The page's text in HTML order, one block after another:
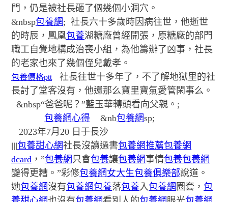
門，仍是被社長砸了個幾個小洞穴。
&nbsp包養網; 社長六十多歲時因病往世，他逝世
的時辰，鳳凰包養湖糖廠曾經開張，原糖廠的部門
職工自覺地構成治喪小組，為他籌辦了凶事，社長
的老家也來了幾個侄兒戴孝。
包養價格ptt 社長往世十多年了，不了解地獄里的社
長討了堂客沒有，他還那么寶里寶氣愛管閑事么。
&nbsp“爸爸呢？”藍玉華轉頭看向父親。;
包養網心得
&nb包養網sp;
2023年7月20 日于長沙
|||包養甜心網社長沒讀過書包養網推薦包養網
dcard ，”包養網 只會包養讓包養網事情包養包養網
變得更糟。”彩修包養網女大生包養俱樂部說道。
她包養網沒有包養網包養落包養入包養網 圈套，包